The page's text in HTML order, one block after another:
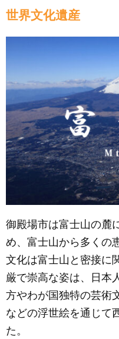
c
e
b
o
o
k
ail
e
n
g
er
世界文化遺産
御殿場市は富士山の麓
め、富士山から多くの
文化は富士山と密接に
厳で崇高な姿は、日本
方やわが国独特の芸術
などの浮世絵を通じて
た。